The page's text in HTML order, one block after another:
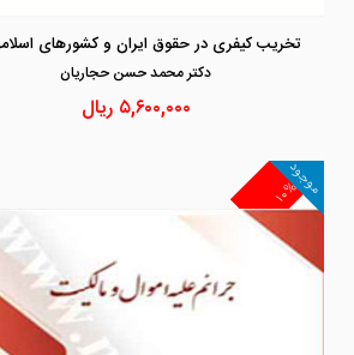
دكتر محمد حسن حجاريان
۵,۶۰۰,۰۰۰ ریال
۱۰%
موجود